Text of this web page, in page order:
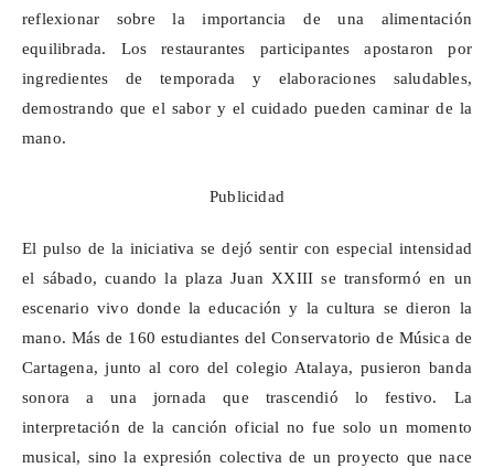
reflexionar sobre la importancia de una alimentación
equilibrada. Los restaurantes participantes apostaron por
ingredientes de temporada y elaboraciones saludables,
demostrando que el sabor y el cuidado pueden caminar de la
mano.
Publicidad
El pulso de la iniciativa se dejó sentir con especial intensidad
el sábado, cuando la plaza Juan XXIII se transformó en un
escenario vivo donde la educación y la cultura se dieron la
mano. Más de 160 estudiantes del Conservatorio de Música de
Cartagena, junto al coro del colegio Atalaya, pusieron banda
sonora a una jornada que trascendió lo festivo. La
interpretación de la canción oficial no fue solo un momento
musical, sino la expresión colectiva de un proyecto que nace